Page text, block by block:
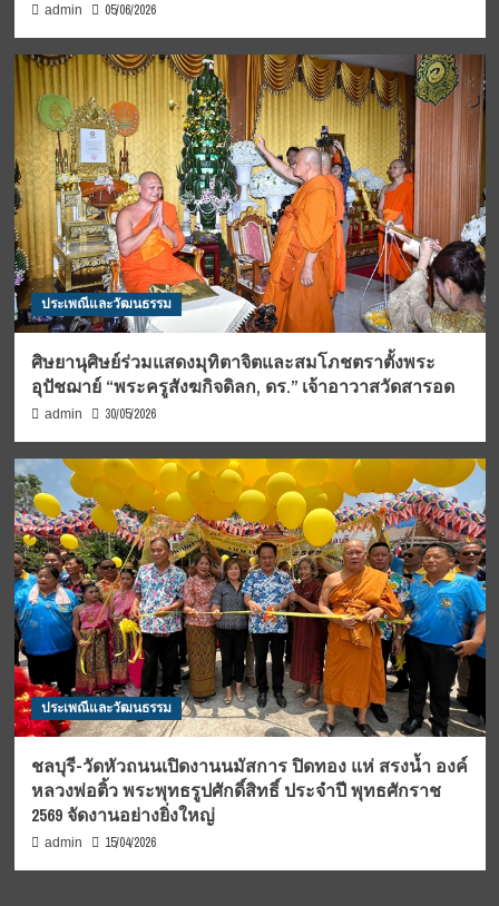
admin 05/06/2026
ประเพณีและวัฒนธรรม
ศิษยานุศิษย์ร่วมแสดงมุทิตาจิตและสมโภชตราตั้งพระ
อุปัชฌาย์ “พระครูสังฆกิจดิลก, ดร.” เจ้าอาวาสวัดสารอด
admin 30/05/2026
ประเพณีและวัฒนธรรม
ชลบุรี-วัดหัวถนนเปิดงานนมัสการ ปิดทอง แห่ สรงน้ำ องค์
หลวงพ่อติ้ว พระพุทธรูปศักดิ์สิทธิ์ ประจำปี พุทธศักราช
2569 จัดงานอย่างยิ่งใหญ่
admin 15/04/2026